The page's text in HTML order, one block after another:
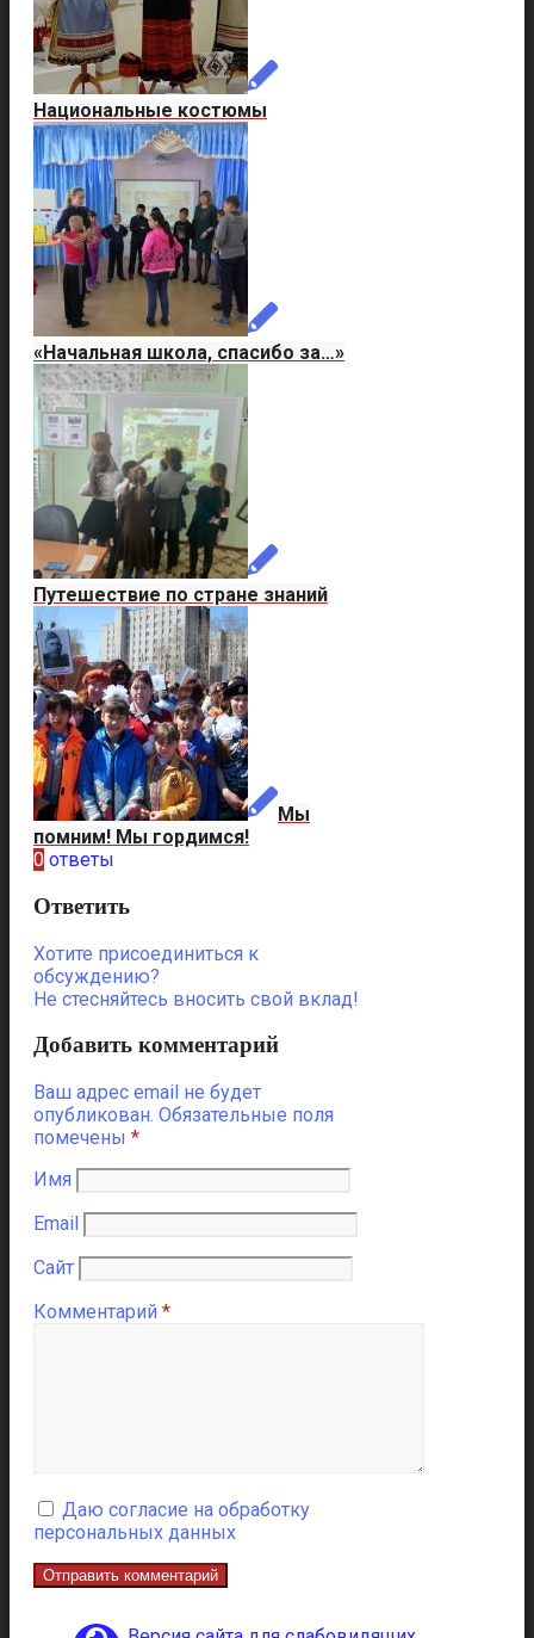
Национальные костюмы
«Начальная школа, спасибо за…»
Путешествие по стране знаний
Мы
помним! Мы гордимся!
0 ответы
Ответить
Хотите присоединиться к
обсуждению?
Не стесняйтесь вносить свой вклад!
Добавить комментарий
Ваш адрес email не будет
опубликован. Обязательные поля
помечены *
Имя
Email
Сайт
Комментарий *
Даю согласие на обработку
персональных данных